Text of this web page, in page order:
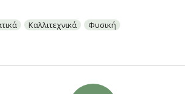
Καλλιτεχνικά Φυσική